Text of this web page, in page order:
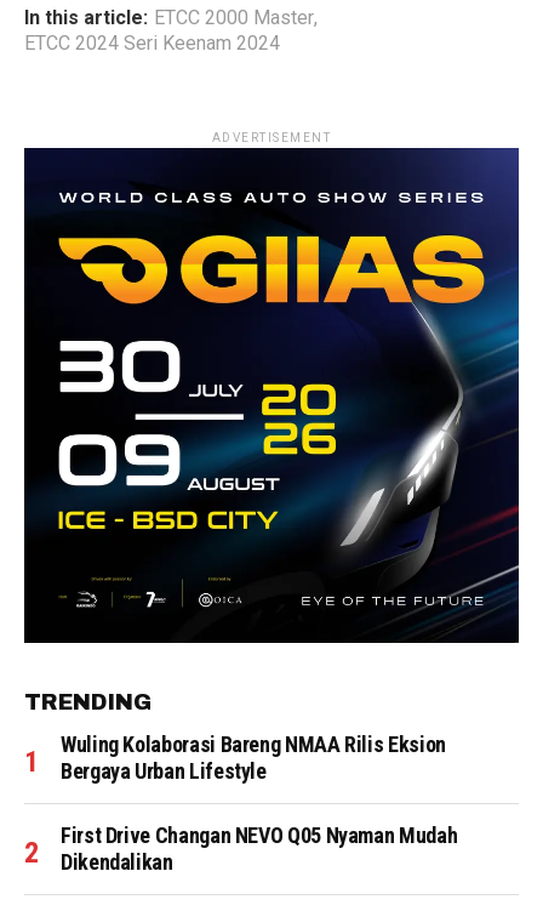
In this article: ETCC 2000 Master,
ETCC 2024 Seri Keenam 2024
ADVERTISEMENT
TRENDING
Wuling Kolaborasi Bareng NMAA Rilis Eksion
Bergaya Urban Lifestyle
First Drive Changan NEVO Q05 Nyaman Mudah
Dikendalikan